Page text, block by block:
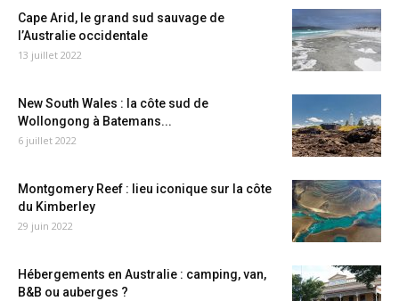
Cape Arid, le grand sud sauvage de
l’Australie occidentale
13 juillet 2022
New South Wales : la côte sud de
Wollongong à Batemans...
6 juillet 2022
Montgomery Reef : lieu iconique sur la côte
du Kimberley
29 juin 2022
Hébergements en Australie : camping, van,
B&B ou auberges ?